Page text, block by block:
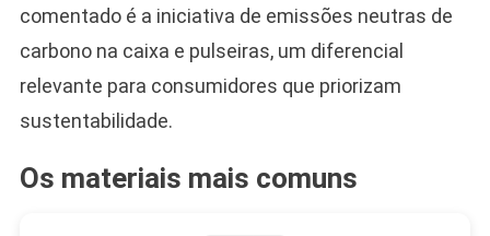
comentado é a iniciativa de emissões neutras de
carbono na caixa e pulseiras, um diferencial
relevante para consumidores que priorizam
sustentabilidade.
Os materiais mais comuns